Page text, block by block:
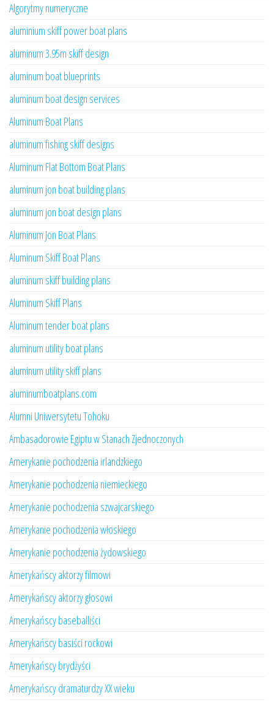
Algorytmy numeryczne
aluminium skiff power boat plans
aluminum 3.95m skiff design
aluminum boat blueprints
aluminum boat design services
Aluminum Boat Plans
aluminum fishing skiff designs
Aluminum Flat Bottom Boat Plans
aluminum jon boat building plans
aluminum jon boat design plans
Aluminum Jon Boat Plans
Aluminum Skiff Boat Plans
aluminum skiff building plans
Aluminum Skiff Plans
Aluminum tender boat plans
aluminum utility boat plans
aluminum utility skiff plans
aluminumboatplans.com
Alumni Uniwersytetu Tohoku
Ambasadorowie Egiptu w Stanach Zjednoczonych
Amerykanie pochodzenia irlandzkiego
Amerykanie pochodzenia niemieckiego
Amerykanie pochodzenia szwajcarskiego
Amerykanie pochodzenia włoskiego
Amerykanie pochodzenia żydowskiego
Amerykańscy aktorzy filmowi
Amerykańscy aktorzy głosowi
Amerykańscy baseballiści
Amerykańscy basiści rockowi
Amerykańscy brydżyści
Amerykańscy dramaturdzy XX wieku